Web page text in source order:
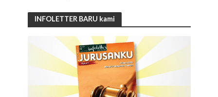
INFOLETTER BARU kami